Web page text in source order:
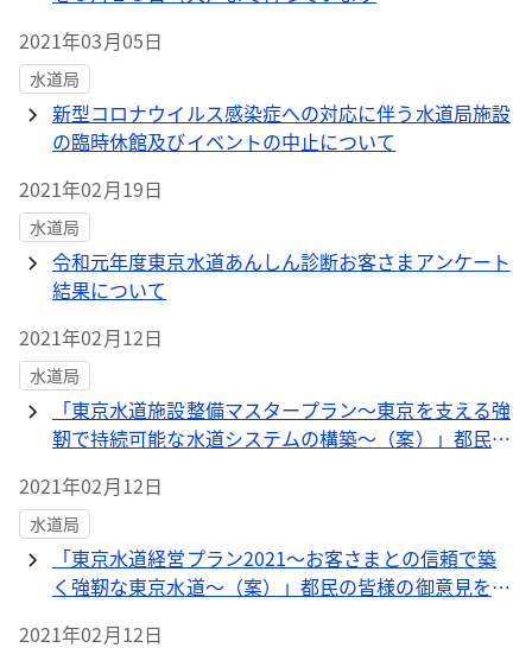
2021年03月05日
水道局
新型コロナウイルス感染症への対応に伴う水道局施設
の臨時休館及びイベントの中止について
2021年02月19日
水道局
令和元年度東京水道あんしん診断お客さまアンケート
結果について
2021年02月12日
水道局
「東京水道施設整備マスタープラン～東京を支える強
靭で持続可能な水道システムの構築～（案）」都民の
2021年02月12日
水道局
「東京水道経営プラン2021～お客さまとの信頼で築
く強靭な東京水道～（案）」都民の皆様の御意見を募
2021年02月12日